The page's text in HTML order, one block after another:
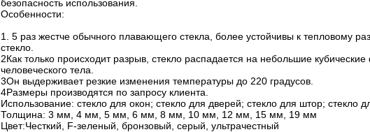
безопасность использования.
Особенности:
1. 5 раз жестче обычного плавающего стекла, более устойчивы к тепловому
стекло.
2Как только происходит разрыв, стекло распадается на небольшие
человеческого тела.
3Он выдерживает резкие изменения температуры до 220 градусов.
4Размеры производятся по запросу клиента.
Использование: стекло для окон; стекло для дверей; стекло для штор; стекло
Толщина: 3 мм, 4 мм, 5 мм, 6 мм, 8 мм, 10 мм, 12 мм, 15 мм, 19 мм
Цвет:Честкий, F-зеленый, бронзовый, серый, ультрачестный